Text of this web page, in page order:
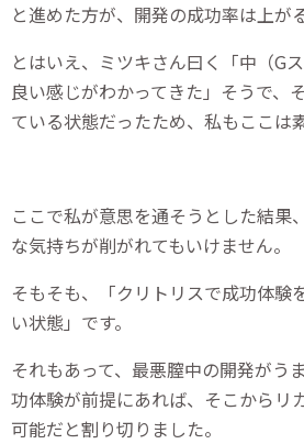
と進めた方が、開発の成功率は上が
とはいえ、ミツキさん曰く「中（G
良い感じがわかってきた」そうで、
ている状態だったため、私もここは
ここで私が意思を通そうとした結果
な気持ちが削がれてもいけません。
そもそも、「クリトリスで成功体験
い状態」です。
それもあって、最悪膣中の開発がう
功体験が前提にあれば、そこからリ
可能だと割り切りました。